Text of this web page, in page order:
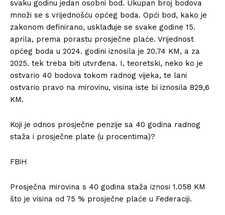
svaku godinu jedan osobni bod. Ukupan broj bodova
množi se s vrijednošću općeg boda. Opći bod, kako je
zakonom definirano, usklađuje se svake godine 15.
aprila, prema porastu prosječne plaće. Vrijednost
općeg boda u 2024. godini iznosila je 20.74 KM, a za
2025. tek treba biti utvrđena. I, teoretski, neko ko je
ostvario 40 bodova tokom radnog vijeka, te lani
ostvario pravo na mirovinu, visina iste bi iznosila 829,6
KM.
Koji je odnos prosječne penzije sa 40 godina radnog
staža i prosječne plate (u procentima)?
FBiH
Prosječna mirovina s 40 godina staža iznosi 1.058 KM
što je visina od 75 % prosječne plaće u Federaciji.